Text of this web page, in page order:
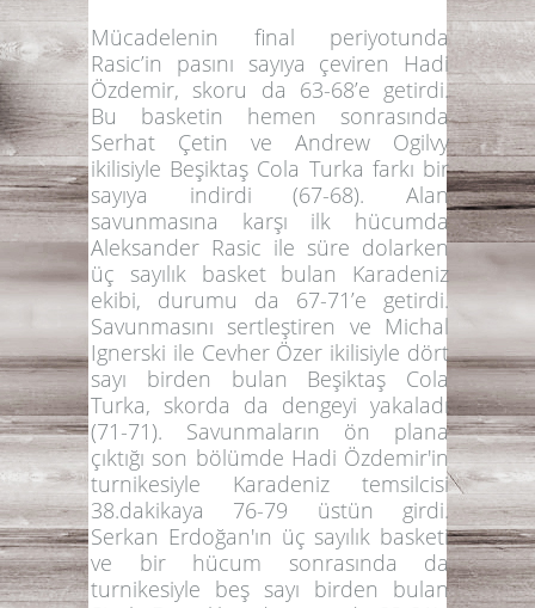
Mücadelenin final periyotunda
Rasic’in pasını sayıya çeviren Hadi
Özdemir, skoru da 63-68’e getirdi.
Bu basketin hemen sonrasında
Serhat Çetin ve Andrew Ogilvy
ikilisiyle Beşiktaş Cola Turka farkı bir
sayıya indirdi (67-68). Alan
savunmasına karşı ilk hücumda
Aleksander Rasic ile süre dolarken
üç sayılık basket bulan Karadeniz
ekibi, durumu da 67-71’e getirdi.
Savunmasını sertleştiren ve Michal
Ignerski ile Cevher Özer ikilisiyle dört
sayı birden bulan Beşiktaş Cola
Turka, skorda da dengeyi yakaladı
(71-71). Savunmaların ön plana
çıktığı son bölümde Hadi Özdemir'in
turnikesiyle Karadeniz temsilcisi
38.dakikaya 76-79 üstün girdi.
Serkan Erdoğan'ın üç sayılık basketi
ve bir hücum sonrasında da
turnikesiyle beş sayı birden bulan